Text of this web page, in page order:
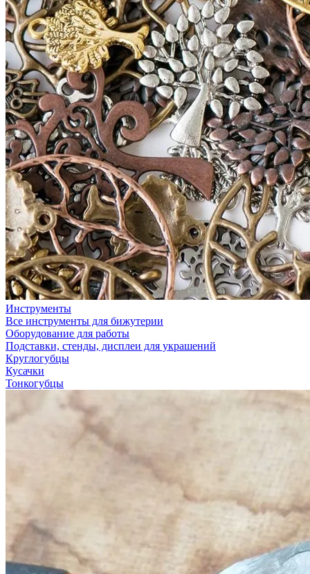
Инструменты
Все инструменты для бижутерии
Оборудование для работы
Подставки, стенды, дисплеи для украшений
Круглогубцы
Кусачки
Тонкогубцы